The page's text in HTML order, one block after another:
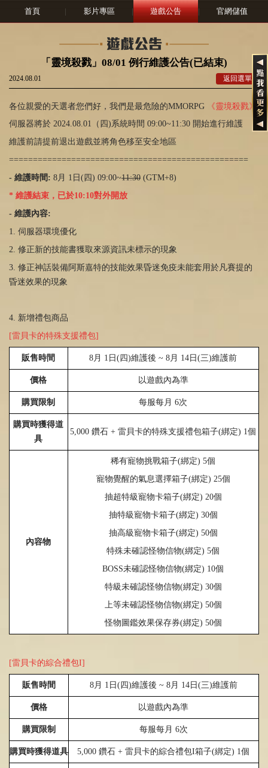
首頁 | 影片專區 | 遊戲公告 | 官網儲值
「靈境殺戮」08/01 例行維護公告(已結束)
2024.08.01 返回選單
各位親愛的天選者您們好，我們是最危險的MMORPG
《靈境殺戮》
伺服器將於 2024.08.01（四)系統時間 09:00~11:30 開始進行維護
維護前請提前退出遊戲並將角色移至安全地區
==================================================
- 維護時間: 8月 1日(四) 09:00~11:30(GTM+8)
* 維護結束，已於10:10對外開放
- 維護內容:
1. 伺服器環境優化
2. 修正新的技能書獲取來源資訊未標示的現象
3. 修正神話裝備阿斯嘉特的技能效果昏迷免疫未能套用於凡賽提的
昏迷效果的現象
4. 新增禮包商品
[雷貝卡的特殊支援禮包]
販售時間 8月 1 日(四)維護後~ 8月 14 日(三)維護前
價格 以遊戲內為準
購買限制 每服每月 6次
購買時獲得道
具
5,000鑽石+雷貝卡的特殊支援禮包箱子(綁定) 1個
內容物
稀有寵物挑戰箱子(綁定) 5個
寵物覺醒的氣息選擇箱子(綁定) 25個
抽超特級寵物卡箱子(綁定) 20個
抽特級寵物卡箱子(綁定) 30個
抽高級寵物卡箱子(綁定) 50個
特殊未確認怪物信物(綁定) 5個
BOSS未確認怪物信物(綁定) 10個
特級未確認怪物信物(綁定) 30個
上等未確認怪物信物(綁定) 50個
怪物圖鑑效果保存券(綁定) 50個
[雷貝卡的綜合禮包I]
販售時間 8月 1 日 (四)維護後 ~ 8月 14日 (三)維護前
價格 以遊戲內為準
購買限制 每服每月 6次
購買時獲得道具 5,000鑽石+雷貝卡的綜合禮包I箱子(綁定) 1個